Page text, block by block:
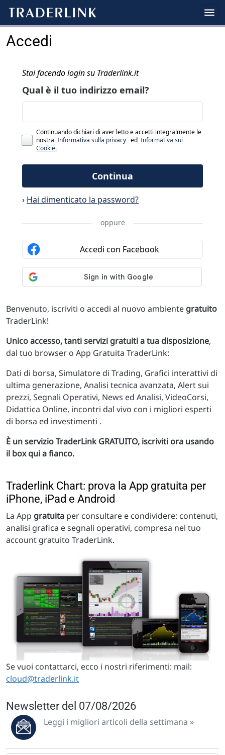
Accedi
Benvenuto, iscriviti o accedi al nuovo ambiente gratuito
TraderLink!
Unico accesso, tanti servizi gratuiti a tua disposizione,
dal tuo browser o App Gratuita TraderLink:
Dati di borsa, Simulatore di Trading, Grafici interattivi di
ultima generazione, Analisi tecnica avanzata, Alert sui
prezzi, Segnali Operativi, News ed Analisi, VideoCorsi,
Didattica Online, incontri dal vivo con i migliori esperti
di borsa ed investimenti .
È un servizio TraderLink GRATUITO, iscriviti ora usando
il box qui a fianco.
Traderlink Chart: prova la App gratuita per
iPhone, iPad e Android
La App gratuita per consultare e condividere: contenuti,
analisi grafica e segnali operativi, compresa nel tuo
account gratuito TraderLink.
Se vuoi contattarci, ecco i nostri riferimenti: mail:
cloud@traderlink.it
Newsletter del 07/08/2026
Leggi i migliori articoli della settimana »